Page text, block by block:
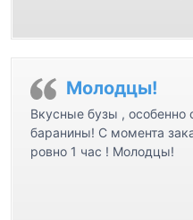
Молодцы!
Вкусные бузы , особенно
баранины! С момента
ровно 1 час ! Молодцы!